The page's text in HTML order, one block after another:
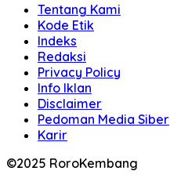
Tentang Kami
Kode Etik
Indeks
Redaksi
Privacy Policy
Info Iklan
Disclaimer
Pedoman Media Siber
Karir
©2025 RoroKembang